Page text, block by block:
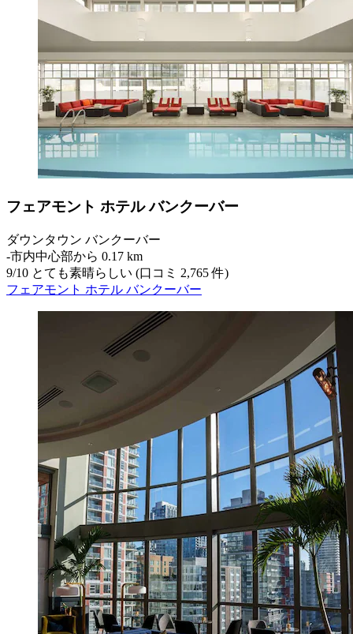
フェアモント ホテル バンクーバー
ダウンタウン バンクーバー
‐市内中心部から 0.17 km
9/10 とても素晴らしい (口コミ 2,765 件)
フェアモント ホテル バンクーバー